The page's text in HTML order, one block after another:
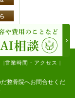
|営業時間・アクセス |
整骨院へお問合せくだ